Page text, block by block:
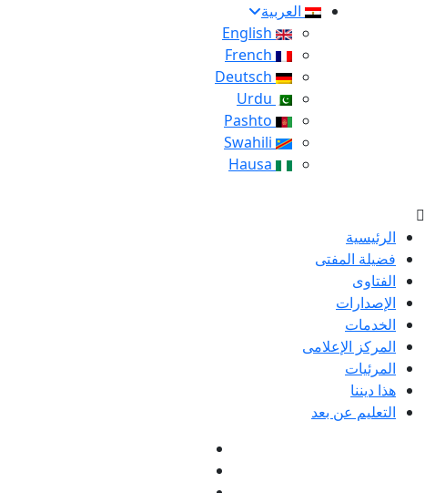
العربية
الرئيسية
فضيلة المفتى
الفتاوى
الإصدارات
الخدمات
المركز الإعلامى
المرئيات
هذا ديننا
التعليم عن بعد